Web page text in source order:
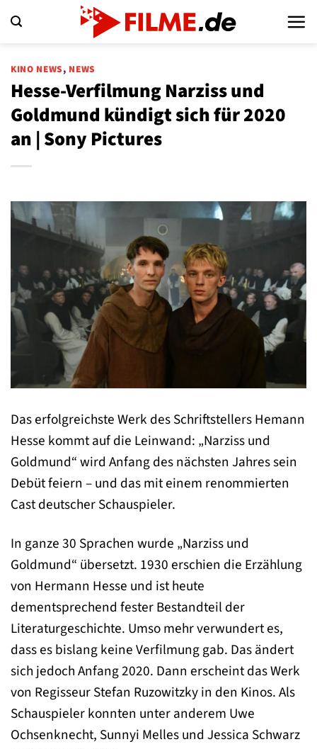
Inhalt
KINO NEWS, NEWS
Hesse-Verfilmung Narziss und
Goldmund kündigt sich für 2020
an | Sony Pictures
Das erfolgreichste Werk des Schriftstellers Hemann
Hesse kommt auf die Leinwand: „Narziss und
Goldmund“ wird Anfang des nächsten Jahres sein
Debüt feiern – und das mit einem renommierten
Cast deutscher Schauspieler.
In ganze 30 Sprachen wurde „Narziss und
Goldmund“ übersetzt. 1930 erschien die Erzählung
von Hermann Hesse und ist heute
dementsprechend fester Bestandteil der
Literaturgeschichte. Umso mehr verwundert es,
dass es bislang keine Verfilmung gab. Das ändert
sich jedoch Anfang 2020. Dann erscheint das Werk
von Regisseur Stefan Ruzowitzky in den Kinos. Als
Schauspieler konnten unter anderem Uwe
Ochsenknecht, Sunnyi Melles und Jessica Schwarz